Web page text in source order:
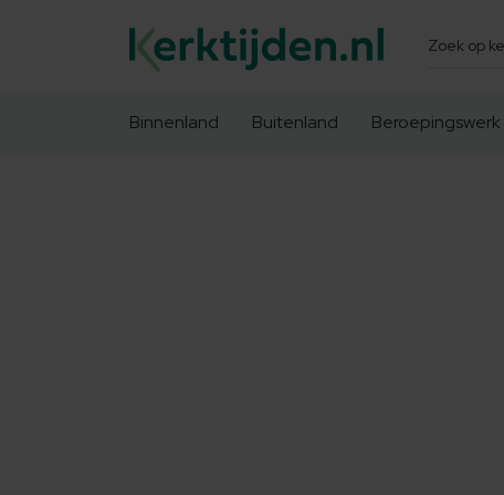
Zoeken
Binnenland Buitenland Beroepingswerk